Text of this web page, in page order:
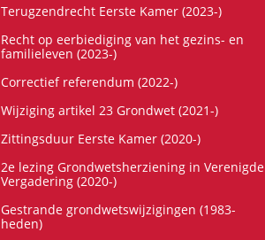
Terugzendrecht Eerste Kamer (2023-)
Recht op eerbiediging van het gezins- en
familieleven (2023-)
Correctief referendum (2022-)
Wijziging artikel 23 Grondwet (2021-)
Zittingsduur Eerste Kamer (2020-)
2e lezing Grondwetsherziening in Verenigde
Vergadering (2020-)
Gestrande grondwetswijzigingen (1983-
heden)